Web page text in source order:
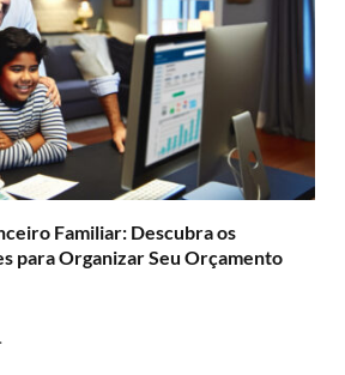
Familiar: Descubra os
para Organizar Seu Orçamento